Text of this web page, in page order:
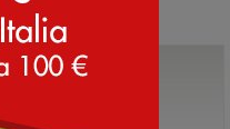
donna